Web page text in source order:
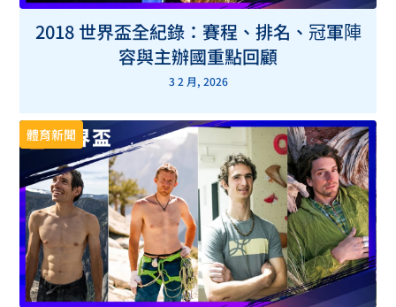
2018 世界盃全紀錄：賽程、排名、冠軍陣
容與主辦國重點回顧
3 2 月, 2026
體育新聞